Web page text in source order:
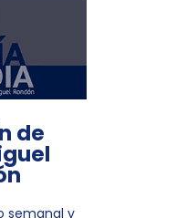
de
semanal y